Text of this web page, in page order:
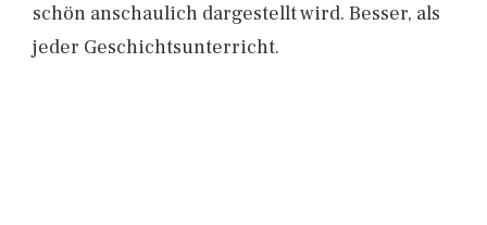
schön anschaulich dargestellt wird. Besser, als
jeder Geschichtsunterricht.